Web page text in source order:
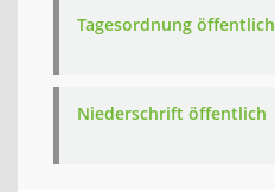
Tagesordnung öffentlich
Niederschrift öffentlich